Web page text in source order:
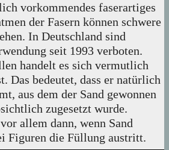
vorkommendes faserartiges
der Fasern können schwere
In Deutschland sind
seit 1993 verboten.
handelt es sich vermutlich
Das bedeutet, dass er natürlich
aus dem der Sand gewonnen
zugesetzt wurde.
allem dann, wenn Sand
Figuren die Füllung austritt.